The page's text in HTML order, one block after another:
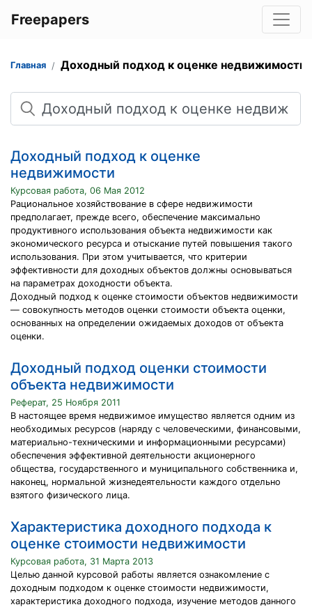
Freepapers
Главная Доходный подход к оценке недвижимости
Поиск
Доходный подход к оценке
недвижимости
Курсовая работа, 06 Мая 2012
Рациональное хозяйствование в сфере недвижимости
предполагает, прежде всего, обеспечение максимально
продуктивного использования объекта недвижимости как
экономического ресурса и отыскание путей повышения такого
использования. При этом учитывается, что критерии
эффективности для доходных объектов должны основываться
на параметрах доходности объекта.
Доходный подход к оценке стоимости объектов недвижимости
— совокупность методов оценки стоимости объекта оценки,
основанных на определении ожидаемых доходов от объекта
оценки.
Доходный подход оценки стоимости
объекта недвижимости
Реферат, 25 Ноября 2011
В настоящее время недвижимое имущество является одним из
необходимых ресурсов (наряду с человеческими, финансовыми,
материально-техническими и информационными ресурсами)
обеспечения эффективной деятельности акционерного
общества, государственного и муниципального собственника и,
наконец, нормальной жизнедеятельности каждого отдельно
взятого физического лица.
Характеристика доходного подхода к
оценке стоимости недвижимости
Курсовая работа, 31 Марта 2013
Целью данной курсовой работы является ознакомление с
доходным подходом к оценке стоимости недвижимости,
характеристика доходного подхода, изучение методов данного